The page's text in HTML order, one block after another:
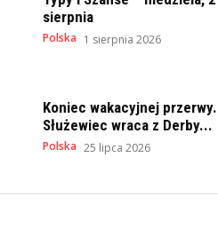
sierpnia
Polska 1 sierpnia 2026
Koniec wakacyjnej przerwy.
Służewiec wraca z Derby...
Polska 25 lipca 2026